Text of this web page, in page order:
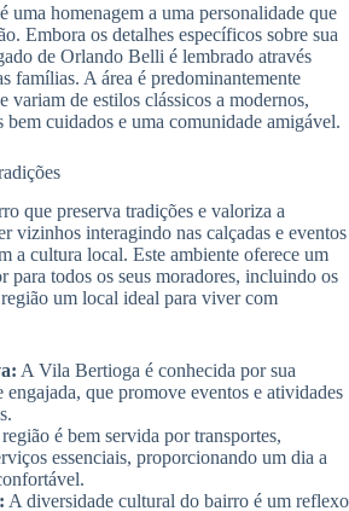
uma homenagem a uma personalidade que
Embora os detalhes específicos sobre sua
de Orlando Belli é lembrado através
famílias. A área é predominantemente
variam de estilos clássicos a modernos,
bem cuidados e uma comunidade amigável.
que preserva tradições e valoriza a
vizinhos interagindo nas calçadas e eventos
a cultura local. Este ambiente oferece um
para todos os seus moradores, incluindo os
um local ideal para viver com
A Vila Bertioga é conhecida por sua
engajada, que promove eventos e atividades
é bem servida por transportes,
essenciais, proporcionando um dia a
A diversidade cultural do bairro é um reflexo